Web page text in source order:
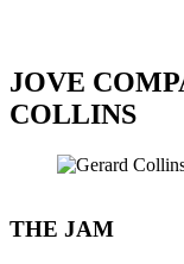
JOVE
COLLINS
THE JAM